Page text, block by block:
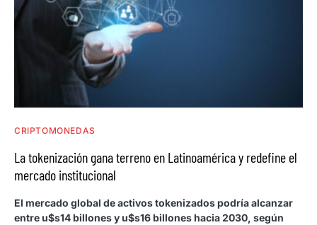
CRIPTOMONEDAS
La tokenización gana terreno en Latinoamérica y redefine el
mercado institucional
El mercado global de activos tokenizados podría alcanzar
entre u$s14 billones y u$s16 billones hacia 2030, según